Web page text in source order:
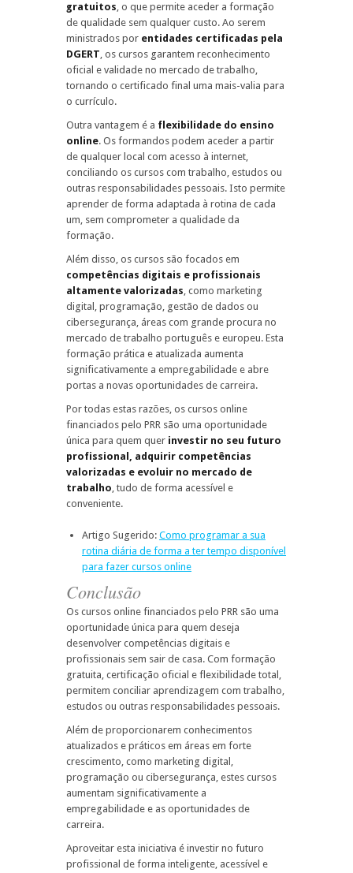
gratuitos, o que permite aceder a formação
de qualidade sem qualquer custo. Ao serem
ministrados por entidades certificadas pela
DGERT, os cursos garantem reconhecimento
oficial e validade no mercado de trabalho,
tornando o certificado final uma mais-valia para
o currículo.
Outra vantagem é a flexibilidade do ensino
online. Os formandos podem aceder a partir
de qualquer local com acesso à internet,
conciliando os cursos com trabalho, estudos ou
outras responsabilidades pessoais. Isto permite
aprender de forma adaptada à rotina de cada
um, sem comprometer a qualidade da
formação.
Além disso, os cursos são focados em
competências digitais e profissionais
altamente valorizadas, como marketing
digital, programação, gestão de dados ou
cibersegurança, áreas com grande procura no
mercado de trabalho português e europeu. Esta
formação prática e atualizada aumenta
significativamente a empregabilidade e abre
portas a novas oportunidades de carreira.
Por todas estas razões, os cursos online
financiados pelo PRR são uma oportunidade
única para quem quer investir no seu futuro
profissional, adquirir competências
valorizadas e evoluir no mercado de
trabalho, tudo de forma acessível e
conveniente.
Artigo Sugerido: Como programar a sua
rotina diária de forma a ter tempo disponível
para fazer cursos online
Conclusão
Os cursos online financiados pelo PRR são uma
oportunidade única para quem deseja
desenvolver competências digitais e
profissionais sem sair de casa. Com formação
gratuita, certificação oficial e flexibilidade total,
permitem conciliar aprendizagem com trabalho,
estudos ou outras responsabilidades pessoais.
Além de proporcionarem conhecimentos
atualizados e práticos em áreas em forte
crescimento, como marketing digital,
programação ou cibersegurança, estes cursos
aumentam significativamente a
empregabilidade e as oportunidades de
carreira.
Aproveitar esta iniciativa é investir no futuro
profissional de forma inteligente, acessível e